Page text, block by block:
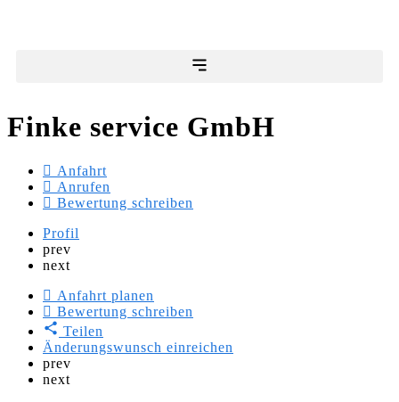
Finke service GmbH
Anfahrt
Anrufen
Bewertung schreiben
Profil
prev
next
Anfahrt planen
Bewertung schreiben
Teilen
Änderungswunsch einreichen
prev
next